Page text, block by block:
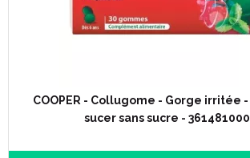
COOPER - Collugome - Gorge irritée
sucer sans sucre -